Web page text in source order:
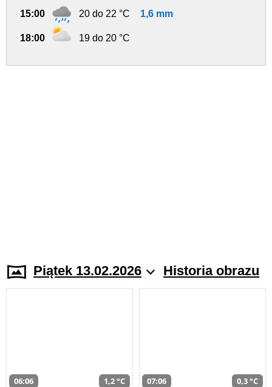
15:00 20 do 22 °C 1,6 mm
18:00 19 do 20 °C
Piątek 13.02.2026 Historia obrazu
06:06 1,2 °C 07:06 0,3 °C